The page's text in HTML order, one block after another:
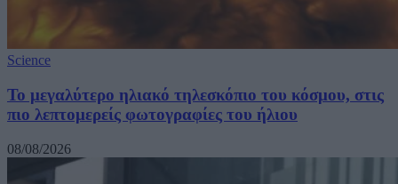
Science
Το μεγαλύτερο ηλιακό τηλεσκόπιο του κόσμου, στις
πιο λεπτομερείς φωτογραφίες του ήλιου
08/08/2026